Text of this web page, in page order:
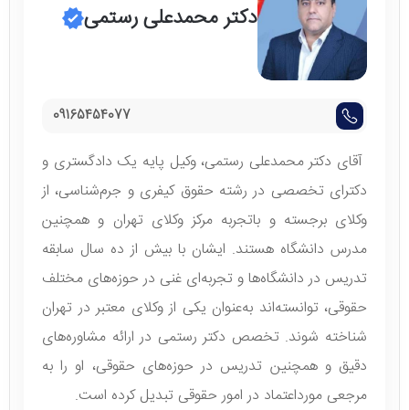
دکتر محمدعلی رستمی
09165454077‎
آقای دکتر محمدعلی رستمی، وکیل پایه یک دادگستری و
دکترای تخصصی در رشته حقوق کیفری و جرم‌شناسی، از
وکلای برجسته و باتجربه مرکز وکلای تهران و همچنین
مدرس دانشگاه هستند. ایشان با بیش از ده سال سابقه
تدریس در دانشگاه‌ها و تجربه‌ای غنی در حوزه‌های مختلف
حقوقی، توانسته‌اند به‌عنوان یکی از وکلای معتبر در تهران
شناخته شوند. تخصص دکتر رستمی در ارائه مشاوره‌های
دقیق و همچنین تدریس در حوزه‌های حقوقی، او را به
مرجعی مورداعتماد در امور حقوقی تبدیل کرده است.